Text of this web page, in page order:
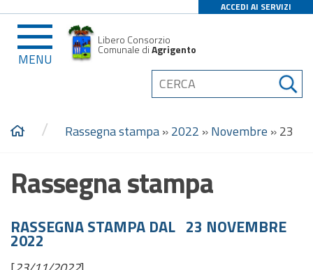
ACCEDI AI SERVIZI
MENU
Libero Consorzio
Comunale diAgrigento
/ Rassegna stampa»2022 »Novembre »23
Rassegna stampa
RASSEGNA STAMPA DAL 23 NOVEMBRE
2022